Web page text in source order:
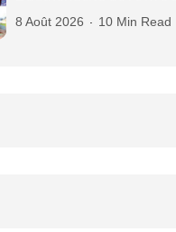
8 Août 2026 10 Min Read